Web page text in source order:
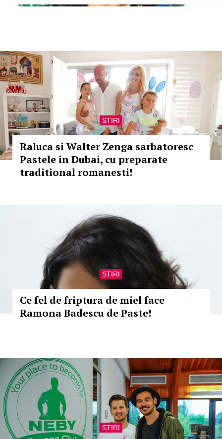
STIRI
Raluca si Walter Zenga sarbatoresc
Pastele in Dubai, cu preparate
traditional romanesti!
STIRI
Ce fel de friptura de miel face
Ramona Badescu de Paste!
STIRI